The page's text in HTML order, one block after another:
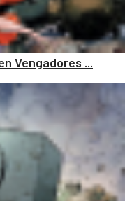
Vengadores ...